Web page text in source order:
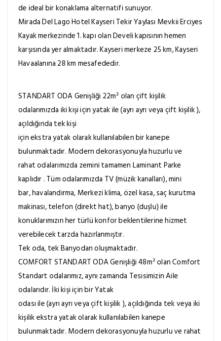
de ideal bir konaklama alternatifi sunuyor.
Mirada Del Lago Hotel Kayseri Tekir Yaylası Mevkii Erciyes
Kayak merkezinde 1. kapı olan Develi kapısının hemen
karşısında yer almaktadır. Kayseri merkeze 25 km, Kayseri
Havaalanına 28 km mesafededir.
STANDART ODA Genişliği 22m² olan çift kişilik
odalarımızda iki kişi için yatak ile (ayrı ayrı veya çift kişilik ),
açıldığında tek kişi
için ekstra yatak olarak kullanılabilen bir kanepe
bulunmaktadır. Modern dekorasyonuyla huzurlu ve
rahat odalarımızda zemini tamamen Laminant Parke
kaplıdır . Tüm odalarımızda TV (müzik kanalları), mini
bar, havalandırma, Merkezi klima, özel kasa, saç kurutma
makinası, telefon (direkt hat), banyo (duşlu) ile
konuklarımızın her türlü konfor beklentilerine hizmet
verebilecek tarzda hazırlanmıştır.
Tek oda, tek Banyodan oluşmaktadır.
COMFORT STANDART ODA Genişliği 48m² olan Comfort
Standart odalarımız, aynı zamanda Tesisimizin Aile
odalarıdır. İki kişi için bir Yatak
odası ile (ayrı ayrı veya çift kişilik ), açıldığında tek veya iki
kişilik ekstra yatak olarak kullanılabilen kanepe
bulunmaktadır. Modern dekorasyonuyla huzurlu ve rahat